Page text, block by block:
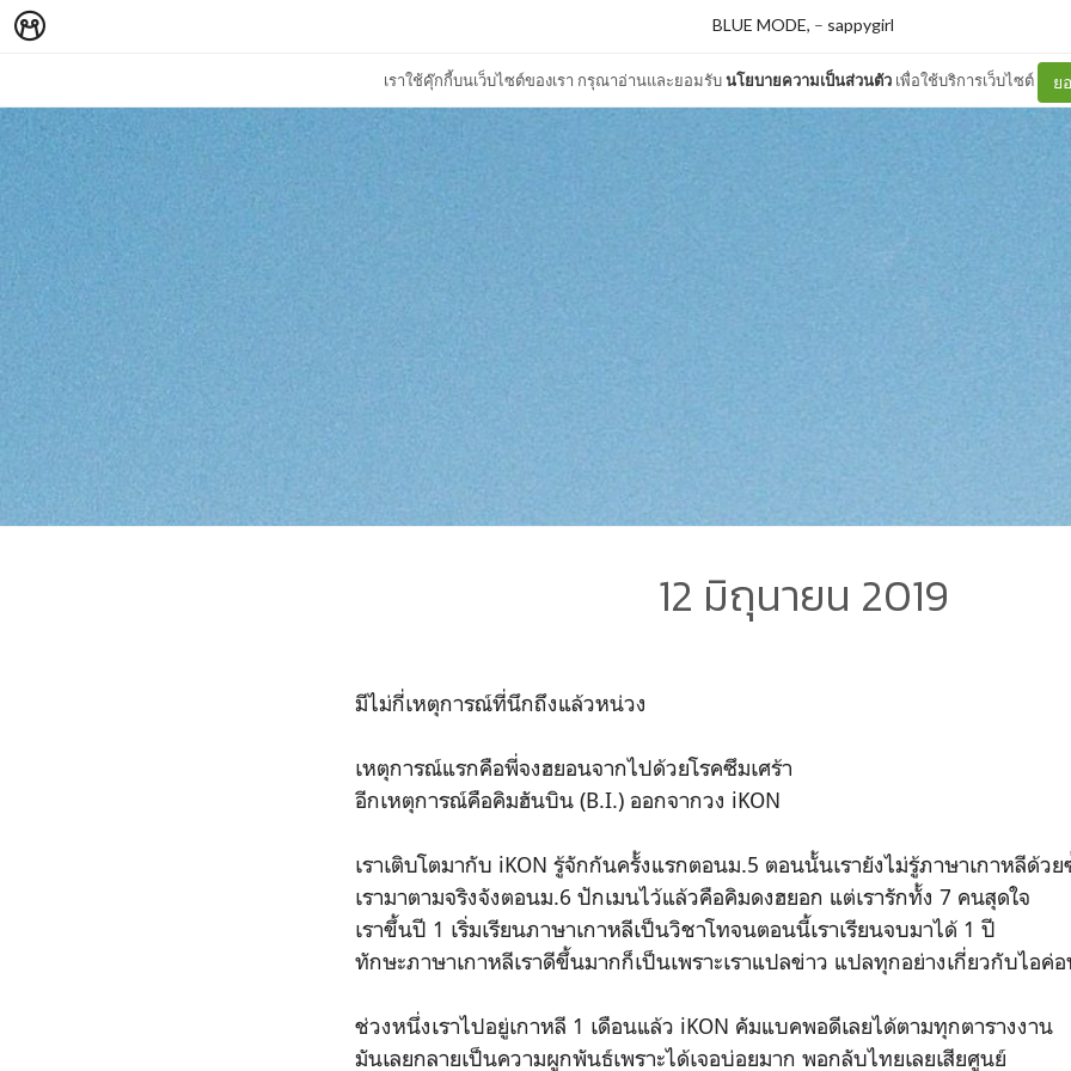
เราใช้คุ๊กกี้บนเว็บไซต์ของเรา กรุณาอ่านและยอมรับนโยบายความเป็นส่วนตัว เพื่อใช้บริการเว็บไซต์ ย
BLUE MODE, – sappygirl
12 มิถุนายน 2019
มีไม่กี่เหตุการณ์ที่นึกถึงแล้วหน่วง
เหตุการณ์แรกคือพี่จงฮยอนจากไปด้วยโรคซึมเศร้า
อีกเหตุการณ์คือคิมฮันบิน (B.I.) ออกจากวง iKON
เราเติบโตมากับ iKON รู้จักกันครั้งแรกตอนม.5 ตอนนั้นเรายังไม่รู้ภาษาเกาหลีด้วย
เรามาตามจริงจังตอนม.6 ปักเมนไว้แล้วคือคิมดงฮยอก แต่เรารักทั้ง 7 คนสุดใจ
เราขึ้นปี 1 เริ่มเรียนภาษาเกาหลีเป็นวิชาโทจนตอนนี้เราเรียนจบมาได้ 1 ปี
ทักษะภาษาเกาหลีเราดีขึ้นมากก็เป็นเพราะเราแปลข่าว แปลทุกอย่างเกี่ยวกับไอค่
ช่วงหนึ่งเราไปอยู่เกาหลี 1 เดือนแล้ว iKON คัมแบคพอดีเลยได้ตามทุกตารางงาน
มันเลยกลายเป็นความผูกพันธ์เพราะได้เจอบ่อยมาก พอกลับไทยเลยเสียศูนย์